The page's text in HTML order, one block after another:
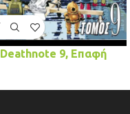
Deathnote 9, Επαφή